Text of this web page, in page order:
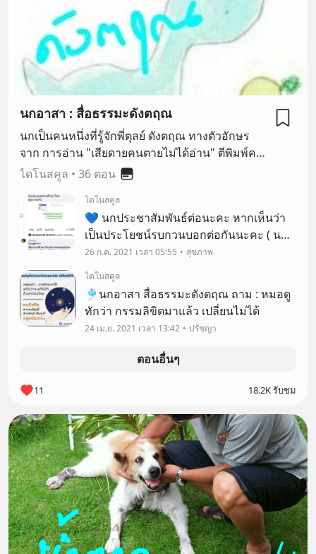
นกอาสา : สื่อธรรมะดังตฤณ
นกเป็นคนหนึ่งที่รู้จักพี่ตุลย์ ดังตฤณ ทางตัวอักษร
จาก การอ่าน "เสียดายคนตายไม่ได้อ่าน" ตีพิมพ์ครั้ง
ที่ 1 ผ่านไปเกือบ 20 ปี ได้มีโอกาสร่วมงานกับมูลนิธิ
บูรณพุทธ ทางออนไลน์ แบบมิได้พบตัวกัน เพื่อเป้า
หมายเดียวกัน คือ เผยแพร่ธรรมะในพระพุทธศาสนา
อาทิ ทำรูปประกอบ Qoute ถอดเสียงถามตอบ
ธรรมะ บทบรรยายต่าง ๆ รวมถึงกิจกรรมอื่น ๆ ของ
มูลนิธิ "บูรณพุทธ" ธรรมะ เป็น เรื่องอยู่กับตัว กับใจ
เรา นกหวังว่าจะเป็นประโยชน์ต่อทุกท่านนะคะ 🎐
ไดโนสคูล • 36 ตอน
ไดโนสคูล
💙 นกประชาสัมพันธ์ต่อนะคะ หากเห็นว่า
เป็นประโยชน์รบกวนบอกต่อกันนะคะ ( นก
เป็นเภสัชกรคนนึงในทีมจิตอาสามูลนิธิบูรณ
พุทธ-พี่ตุลย์ ดังตฤณค่ะ) หากสงสัยว่าตัวเอง
อาจติดโควิด หรือรู้แน่ว่าติดโควิดแล้ว ขอ
เชิญแอดไ
26 ก.ค. 2021 เวลา 05:55
สุขภาพ
ไดโนสคูล
🎐นกอาสา สื่อธรรมะดังตฤณ ถาม : หมอดู
ทักว่า กรรมลิขิตมาแล้ว เปลี่ยนไม่ได้
24 เม.ย. 2021 เวลา 13:42 ปรัชญา
ตอนอื่นๆ
11 18.2K รับชม